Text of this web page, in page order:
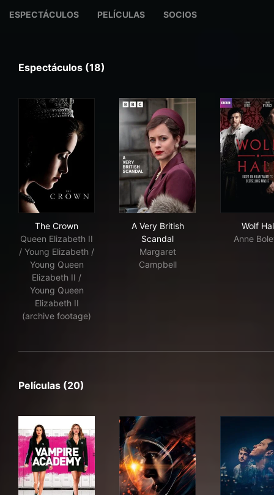
ESPECTÁCULOS PELÍCULAS SOCIOS
Espectáculos (18)
The Crown
Queen Elizabeth II
/ Young Elizabeth /
Young Queen
Elizabeth II /
Young Queen
Elizabeth II
(archive footage)
A Very British
Scandal
Margaret
Campbell
Wolf
Anne
Películas (20)